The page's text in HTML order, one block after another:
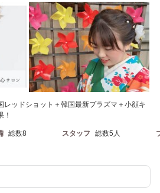
ッドショット＋韓国最新プラズマ＋小顔キ
！
総数8 スタッフ 総数5人